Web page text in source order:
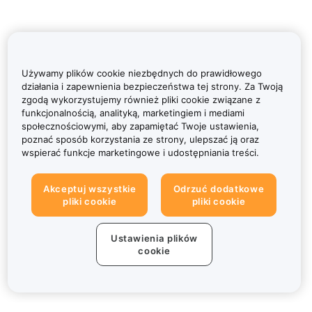
Używamy plików cookie niezbędnych do prawidłowego
działania i zapewnienia bezpieczeństwa tej strony. Za Twoją
zgodą wykorzystujemy również pliki cookie związane z
funkcjonalnością, analityką, marketingiem i mediami
społecznościowymi, aby zapamiętać Twoje ustawienia,
poznać sposób korzystania ze strony, ulepszać ją oraz
wspierać funkcje marketingowe i udostępniania treści.
Akceptuj wszystkie
pliki cookie
Odrzuć dodatkowe
pliki cookie
Ustawienia plików
cookie